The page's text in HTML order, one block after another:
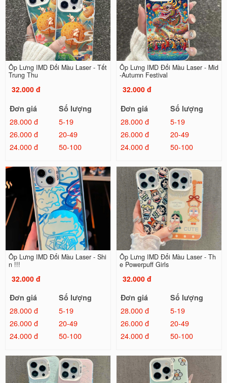
Ốp Lưng IMD Đổi Màu Laser - Tết
Trung Thu
32.000 đ
Đơn giá
Số lượng
28.000 đ
5-19
26.000 đ
20-49
24.000 đ
50-100
Ốp Lưng IMD Đổi Màu Laser - Mid
-Autumn Festival
32.000 đ
Đơn giá
Số lượng
28.000 đ
5-19
26.000 đ
20-49
24.000 đ
50-100
Ốp Lưng IMD Đổi Màu Laser - Shi
n !!!
32.000 đ
Đơn giá
Số lượng
28.000 đ
5-19
26.000 đ
20-49
24.000 đ
50-100
Ốp Lưng IMD Đổi Màu Laser - Th
e Powerpuff Girls
32.000 đ
Đơn giá
Số lượng
28.000 đ
5-19
26.000 đ
20-49
24.000 đ
50-100